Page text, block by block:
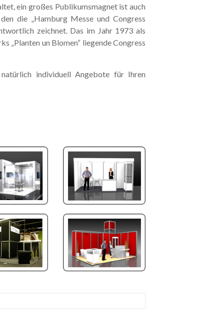
ein großes Publikumsmagnet ist auch
die „Hamburg Messe und Congress
zeichnet. Das im Jahr 1973 als
„Planten un Blomen“ liegende Congress
individuell Angebote für Ihren